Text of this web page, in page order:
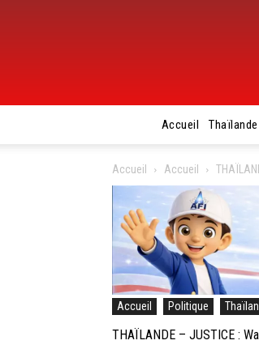
Accueil Thaïlande
Accueil Accueil
Accueil Politique
THAÏLANDE – JUSTICE :